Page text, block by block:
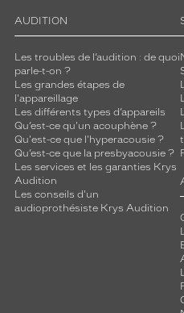
Progressifs
Unifocaux
Type
montage
Nylor
Taille
de
monture
discountDetail
AUDITION
Les troubles de l’audition : de quoi
parle-t-on ?
Les grandes étapes de
l'appareillage
Les différents types d’appareils
Qu’est-ce qu'un acouphène ?
Qu'est-ce que l'hyperacousie ?
Qu’est-ce que la presbyacousie ?
Les services et les garanties Krys
Audition
Les conseils d'un
audioprothésiste Krys Audition